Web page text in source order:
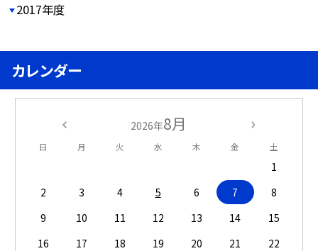
2017年度
カレンダー
2026年8月
日 月 火 水 木 金 土
1
2
3 4 5 6 7
8
9
10 11 12 13 14
15
16
17 18 19 20 21
22